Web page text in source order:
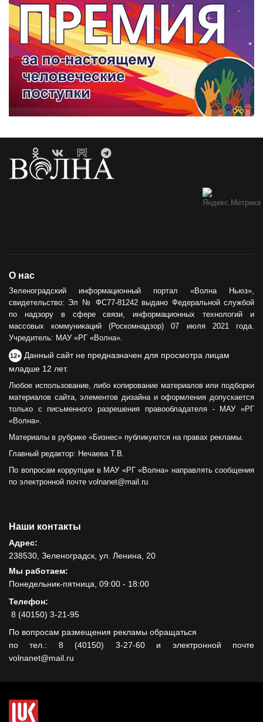
О нас
Зеленоградский информационный портал «Волна Ньюз»,
свидетельство: Эл № ФС77-81242 выдано Федеральной службой
по надзору в сфере связи, информационных технологий и
массовых коммуникаций (Роскомнадзор) 07 июля 2021 года.
Учредитель: МАУ «РГ «Волна».
12+ Данный сайт не предназначен для просмотра лицам
младше 12 лет.
Любое использование, либо копирование материалов или подборки
материалов сайта, элементов дизайна и оформления допускается
только с письменного разрешения правообладателя - МАУ «РГ
«Волна».
Материалы в рубрике «Бизнес» публикуются на правах рекламы.
Главный редактор: Нечаева Т.В.
По вопросам коррупции в МАУ «РГ «Волна» направлять сообщения
по электронной почте volnanet@mail.ru
Наши контакты
Адрес:
238530, Зеленоградск, ул. Ленина, 20
Мы работаем:
Понедельник-пятница, 09:00 - 18:00
Телефон:
8 (40150) 3-21-95
По вопросам размещения рекламы обращаться
по тел.: 8 (40150) 3-27-60 и электронной почте
volnanet@mail.ru